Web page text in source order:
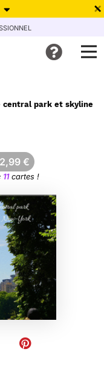
pour envoyer des
central park et skyline
2,99 €
11cartes !